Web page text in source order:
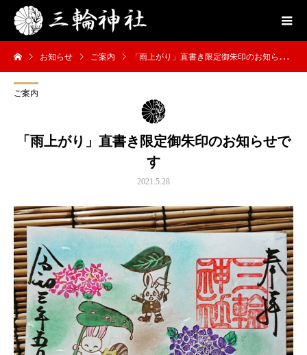
お知らせ ご案内 「雨上がり」直書き限定御朱印のお知らせです
ご案内
「雨上がり」直書き限定御朱印のお知らせで
す
2021.5.28